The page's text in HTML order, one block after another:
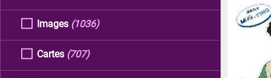
Images (1036)
Cartes (707)